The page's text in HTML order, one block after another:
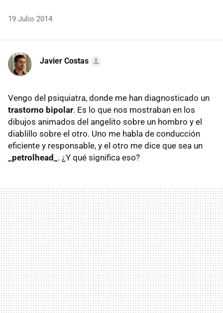
19 Julio 2014
Javier Costas
Vengo del psiquiatra, donde me han diagnosticado un
trastorno bipolar. Es lo que nos mostraban en los
dibujos animados del angelito sobre un hombro y el
diablillo sobre el otro. Uno me habla de conducción
eficiente y responsable, y el otro me dice que sea un
_petrolhead_ . ¿Y qué significa eso?